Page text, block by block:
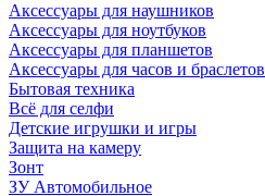
Аксессуары для наушников
Аксессуары для ноутбуков
Аксессуары для планшетов
Аксессуары для часов и браслетов
Бытовая техника
Всё для селфи
Детские игрушки и игры
Защита на камеру
Зонт
ЗУ Автомобильное